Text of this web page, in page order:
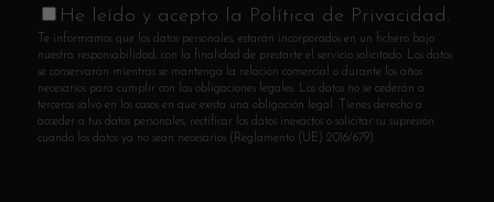
He leído y acepto la Política de Privacidad.
Te informamos que los datos personales, estarán incorporados en un fichero bajo
nuestra responsabilidad, con la finalidad de prestarte el servicio solicitado. Los datos
se conservarán mientras se mantenga la relación comercial o durante los años
necesarios para cumplir con las obligaciones legales. Los datos no se cederán a
terceros salvo en los casos en que exista una obligación legal. Tienes derecho a
acceder a tus datos personales, rectificar los datos inexactos o solicitar su supresión
cuando los datos ya no sean necesarios (Reglamento (UE) 2016/679).